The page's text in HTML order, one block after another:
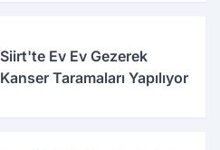
Siirt'te Ev Ev Gezerek
Kanser Taramaları Yapılıyor